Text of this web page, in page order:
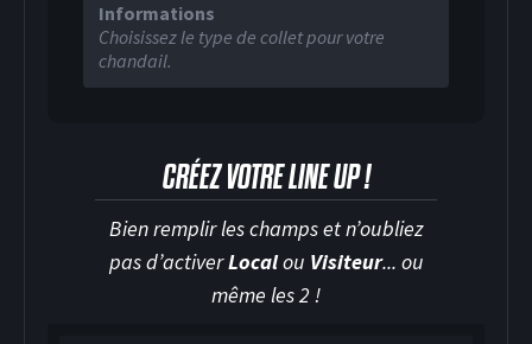
HOCKEY SUR GLACE
Informations
Choisissez le type de collet pour votre
chandail.
CRÉEZ VOTRE LINE UP !
Bien remplir les champs et n’oubliez
pas d’activerLocalou Visiteur... ou
même les 2 !